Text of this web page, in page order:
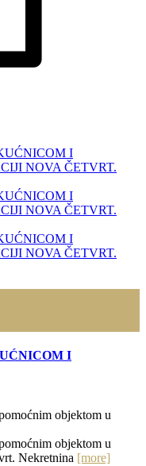
I
objektom u
objektom u
Nekretnina [more]